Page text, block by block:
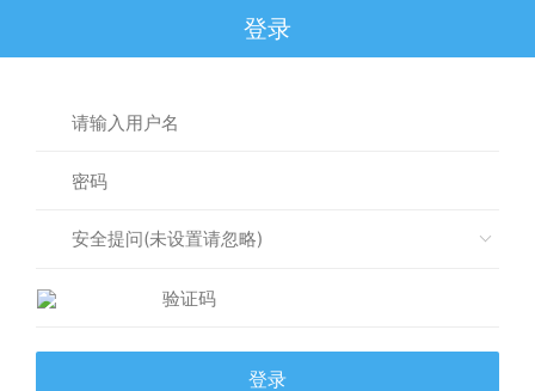
登录
安全提问(未设置请忽略)
登录